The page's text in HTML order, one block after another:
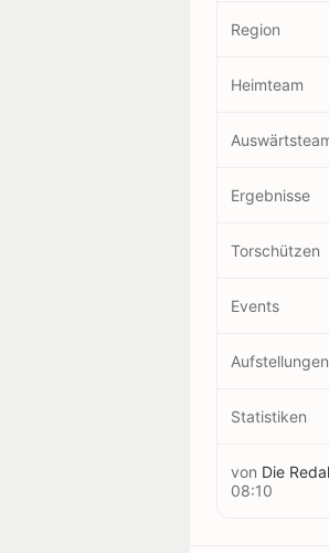
Region
Heimteam
Ergebnisse
Torschützen
Events
Aufstellungen
Statistiken
von Die
08:10